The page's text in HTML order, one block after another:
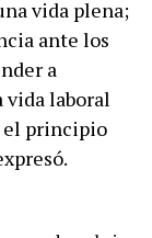
vida plena;
ante los
a
vida laboral
el principio